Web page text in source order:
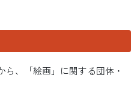
、「絵画」に関する団体・